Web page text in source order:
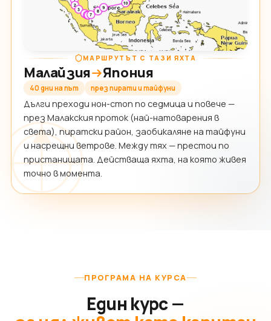
МАРШРУТЪТ С ТАЗИ ЯХТА
Малайзия Япония
40 дни на път през пирати и тайфуни
Дълги преходи нон-стоп по седмица и повече —
през Малакския проток (най-натоварения в
света), пиратски район, заобикаляне на тайфуни
и насрещни ветрове. Между тях — престои по
пристанищата. Действаща яхта, на която живея
точно в момента.
ПРОГРАМА НА КУРСА
Един курс —